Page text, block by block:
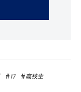
17
高校生